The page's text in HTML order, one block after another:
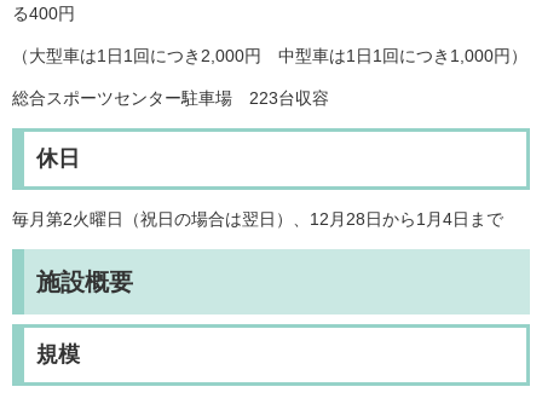
る400円
（大型車は1日1回につき2,000円 中型車は1日1回につき1,000円）
総合スポーツセンター駐車場 223台収容
休日
毎月第2火曜日（祝日の場合は翌日）、12月28日から1月4日まで
施設概要
規模